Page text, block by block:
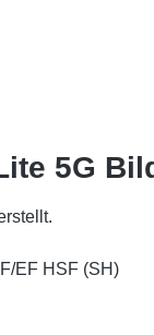
5G
EF HSF (SH)